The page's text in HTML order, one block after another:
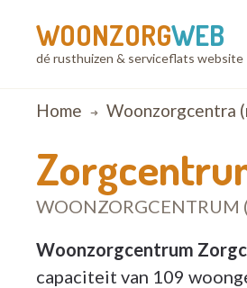
WOONZORGWEB
dé rusthuizen & serviceflats website
Breadcrumb
Home Woonzorgcentra
WOONZORGCENTRUM
Woonzorgcentrum
capaciteit van 109